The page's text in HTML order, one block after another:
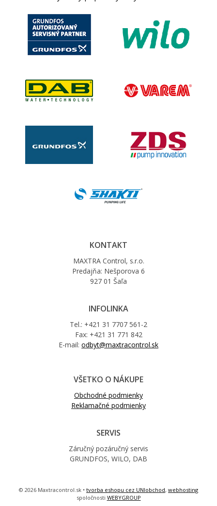
KONTAKT
MAXTRA Control, s.r.o.
Predajňa: Nešporova 6
927 01 Šaľa
INFOLINKA
Tel.: +421 31 7707 561-2
Fax: +421 31 771 842
E-mail: odbyt@maxtracontrol.sk
VŠETKO O NÁKUPE
Obchodné podmienky
Reklamačné podmienky
SERVIS
Záručný pozáručný servis
GRUNDFOS, WILO, DAB
© 2026 Maxtracontrol.sk • tvorba eshopu cez UNIobchod, webhosting
spoločnosti WEBYGROUP